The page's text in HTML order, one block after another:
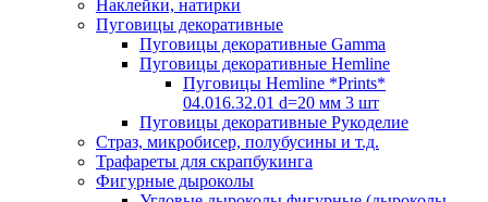
Наклейки, натирки
Пуговицы декоративные
Пуговицы декоративные Gamma
Пуговицы декоративные Hemline
Пуговицы Hemline *Prints*
04.016.32.01 d=20 мм 3 шт
Пуговицы декоративные Рукоделие
Страз, микробисер, полубусины и т.д.
Трафареты для скрапбукинга
Фигурные дыроколы